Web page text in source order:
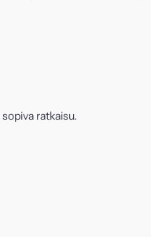
ratkaisu.